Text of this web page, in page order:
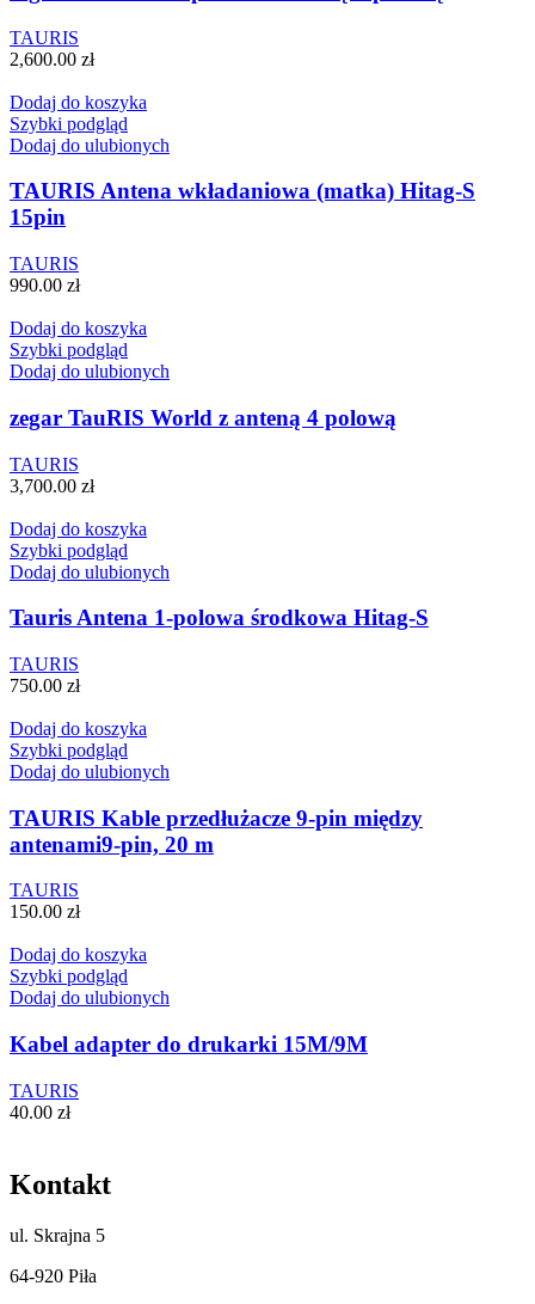
TAURIS
2,600.00 zł
Dodaj do koszyka
Szybki podgląd
Dodaj do ulubionych
TAURIS Antena wkładaniowa (matka) Hitag-S
15pin
TAURIS
990.00 zł
Dodaj do koszyka
Szybki podgląd
Dodaj do ulubionych
zegar TauRIS World z anteną 4 polową
TAURIS
3,700.00 zł
Dodaj do koszyka
Szybki podgląd
Dodaj do ulubionych
Tauris Antena 1-polowa środkowa Hitag-S
TAURIS
750.00 zł
Dodaj do koszyka
Szybki podgląd
Dodaj do ulubionych
TAURIS Kable przedłużacze 9-pin między
antenami9-pin, 20 m
TAURIS
150.00 zł
Dodaj do koszyka
Szybki podgląd
Dodaj do ulubionych
Kabel adapter do drukarki 15M/9M
TAURIS
40.00 zł
Kontakt
ul. Skrajna 5
64-920 Piła